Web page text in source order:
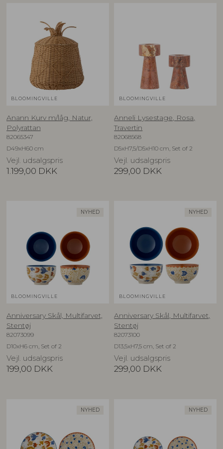
BLOOMINGVILLE
Anann Kurv m/låg, Natur,
Polyrattan
82065347
D49xH60 cm
Vejl. udsalgspris
1.199,00 DKK
BLOOMINGVILLE
Anneli Lysestage, Rosa,
Travertin
82068568
D5xH7,5/D5xH10 cm, Set of 2
Vejl. udsalgspris
299,00 DKK
NYHED
BLOOMINGVILLE
Anniversary Skål, Multifarvet,
Stentøj
82073099
D10xH6 cm, Set of 2
Vejl. udsalgspris
199,00 DKK
NYHED
BLOOMINGVILLE
Anniversary Skål, Multifarvet,
Stentøj
82073100
D13,5xH7,5 cm, Set of 2
Vejl. udsalgspris
299,00 DKK
NYHED NYHED